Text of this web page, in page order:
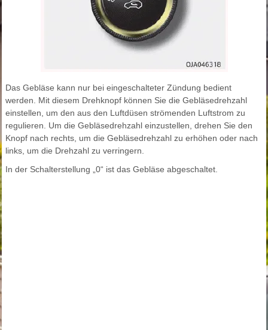
Das Gebläse kann nur bei eingeschalteter Zündung bedient
werden. Mit diesem Drehknopf können Sie die Gebläsedrehzahl
einstellen, um den aus den Luftdüsen strömenden Luftstrom zu
regulieren. Um die Gebläsedrehzahl einzustellen, drehen Sie den
Knopf nach rechts, um die Gebläsedrehzahl zu erhöhen oder nach
links, um die Drehzahl zu verringern.
In der Schalterstellung „0“ ist das Gebläse abgeschaltet.